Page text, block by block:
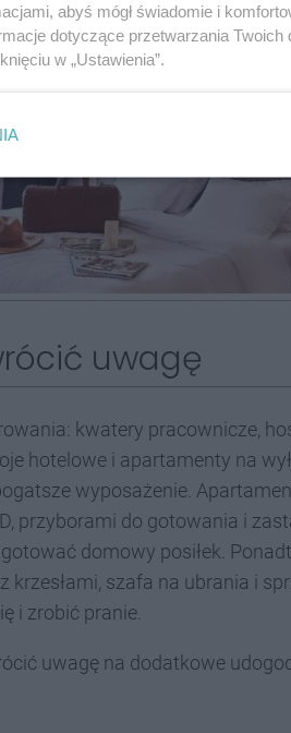
uwagę
kwatery pracownicze,
hotelowe i apartamenty na
wyposażenie.
przyborami do gotowania i
domowy posiłek.
szafa na ubrania i
i zrobić pranie.
uwagę na dodatkowe
abyś mógł świadomie i
dotyczące przetwarzania
w „Ustawienia”.